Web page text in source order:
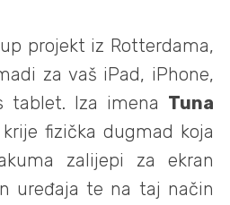
projekt iz Rotterdama,
za vaš iPad, iPhone,
tablet. Iza imena Tuna
fizička dugmad koja
zalijepi za ekran
uređaja te na taj način